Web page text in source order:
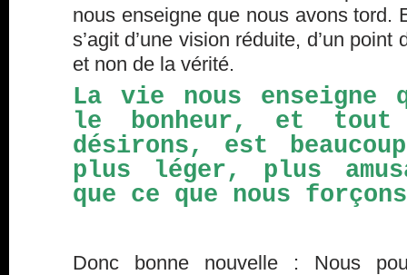
nous enseigne que nous avons tord.
s’agit d’une vision réduite, d’un point
et non de la vérité.
La vie nous
le bonheur, et tout
désirons, est
plus léger, plus
que ce que nous
Donc bonne nouvelle : Nous